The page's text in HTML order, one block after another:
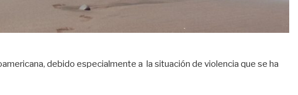
debido especialmente a la situación de violencia que se ha